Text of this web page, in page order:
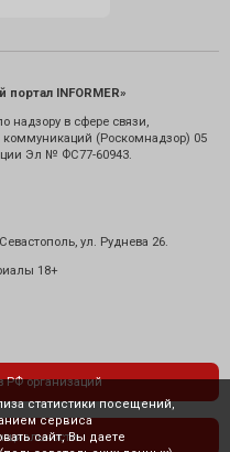
INFORMER»
надзору в сфере связи,
(Роскомнадзор) 05
Эл № ФС77-60943.
ул. Руднева 26.
18+
РФ организаций
статистики посещений,
сервиса
сайт, Вы даете